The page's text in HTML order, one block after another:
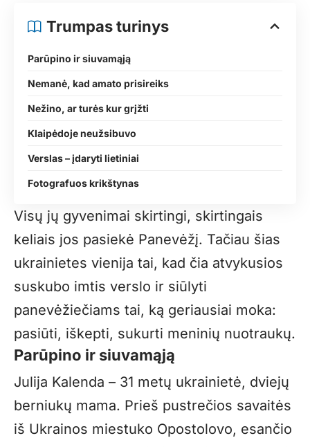
Trumpas turinys
Parūpino ir siuvamąją
Nemanė, kad amato prisireiks
Nežino, ar turės kur grįžti
Klaipėdoje neužsibuvo
Verslas – įdaryti lietiniai
Fotografuos krikštynas
Visų jų gyvenimai skirtingi, skirtingais
keliais jos pasiekė Panevėžį. Tačiau šias
ukrainietes vienija tai, kad čia atvykusios
suskubo imtis verslo ir siūlyti
panevėžiečiams tai, ką geriausiai moka:
pasiūti, iškepti, sukurti meninių nuotraukų.
Parūpino ir siuvamąją
Julija Kalenda – 31 metų ukrainietė, dviejų
berniukų mama. Prieš pustrečios savaitės
iš Ukrainos miestuko Opostolovo, esančio